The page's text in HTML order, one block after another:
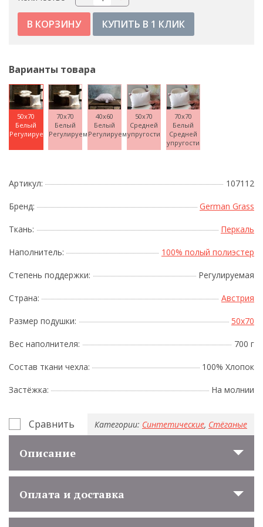
КУПИТЬ В 1 КЛИК
Варианты товара
50x70
Белый
Регулируемая
70x70
Белый
Регулируемая
40x60
Белый
Регулируемая
50x70
Средней
упругости
70x70
Белый
Средней
упругости
Артикул: 107112
Бренд: German Grass
Ткань: Перкаль
Наполнитель: 100% полый полиэстер
Степень поддержки: Регулируемая
Страна: Австрия
Размер подушки: 50x70
Вес наполнителя: 700 г
Состав ткани чехла: 100% Хлопок
Застёжка: На молнии
Сравнить Категории: Синтетические, Стёганые
Описание
Оплата и доставка